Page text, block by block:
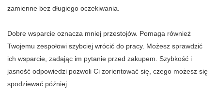
zamienne bez długiego oczekiwania.
Dobre wsparcie oznacza mniej przestojów. Pomaga również
Twojemu zespołowi szybciej wrócić do pracy. Możesz sprawdzić
ich wsparcie, zadając im pytanie przed zakupem. Szybkość i
jasność odpowiedzi pozwoli Ci zorientować się, czego możesz się
spodziewać później.